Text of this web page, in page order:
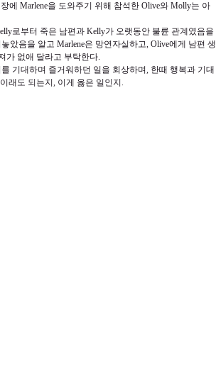
에 Marlene을 도와주기 위해 참석한 Olive와 Molly는 아
로부터 죽은 남편과 Kelly가 오랫동안 불륜 관계였음을
았음을 알고 Marlene은 망연자실하고, Olive에게 남편 생
가 없애 달라고 부탁한다.
기대하며 즐거워하던 일을 회상하며, 한때 행복과 기대
이래도 되는지 , 이게 옳은 일인지 .